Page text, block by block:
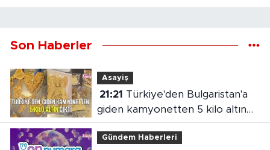
Son Haberler
Asayiş
21:21
giden kamyonetten 5 kilo altın
çıktı
Gündem Haberleri